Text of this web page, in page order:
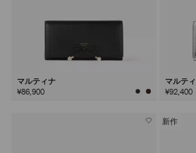
マルティナ
¥86,900
マルテ
¥92,400
新作